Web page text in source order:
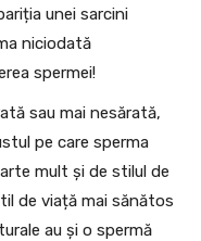
unei sarcini
niciodată
spermei!
sau mai nesărată,
pe care sperma
mult și de stilul de
de viață mai sănătos
au și o spermă